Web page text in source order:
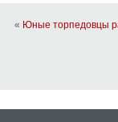
« Юные торпедовцы